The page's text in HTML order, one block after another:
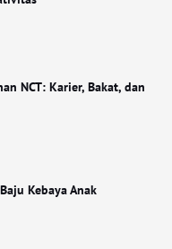
NCT: Karier, Bakat, dan
Kebaya Anak